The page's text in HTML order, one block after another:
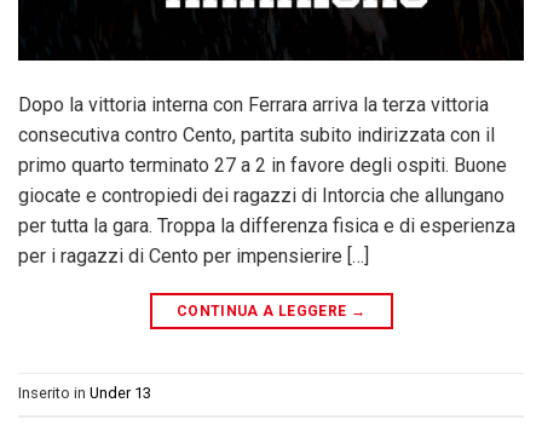
Dopo la vittoria interna con Ferrara arriva la terza vittoria
consecutiva contro Cento, partita subito indirizzata con il
primo quarto terminato 27 a 2 in favore degli ospiti. Buone
giocate e contropiedi dei ragazzi di Intorcia che allungano
per tutta la gara. Troppa la differenza fisica e di esperienza
per i ragazzi di Cento per impensierire […]
CONTINUA A LEGGERE →
Inserito in Under 13